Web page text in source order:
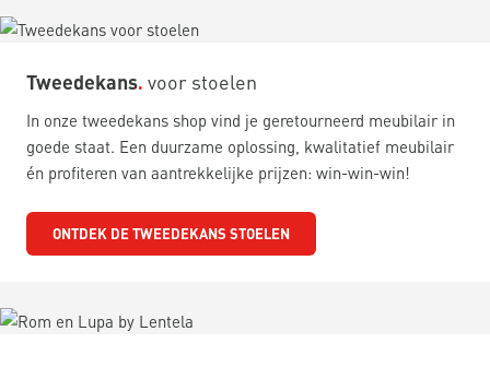
Tweedekans voor stoelen
In onze tweedekans shop vind je geretourneerd meubilair in
goede staat. Een duurzame oplossing, kwalitatief meubilair
én profiteren van aantrekkelijke prijzen: win-win-win!
ONTDEK DE TWEEDEKANS STOELEN